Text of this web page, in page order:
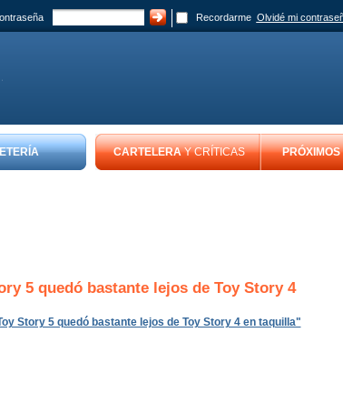
Recordarme Olvidé mi
CARTELERAY CRÍTICAS PRÓXIMOS
5 quedó bastante lejos de Toy Story 4
Story 5 quedó bastante lejos de Toy Story 4 en taquilla"